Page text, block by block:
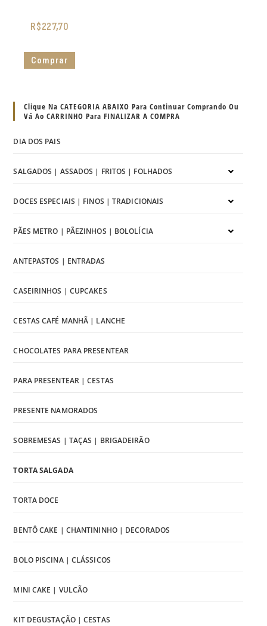
R$227,70
Comprar
Clique Na CATEGORIA ABAIXO Para Continuar Comprando Ou
Vá Ao CARRINHO Para FINALIZAR A COMPRA
DIA DOS PAIS
SALGADOS | ASSADOS | FRITOS | FOLHADOS
DOCES ESPECIAIS | FINOS | TRADICIONAIS
PÃES METRO | PÃEZINHOS | BOLOLÍCIA
ANTEPASTOS | ENTRADAS
CASEIRINHOS | CUPCAKES
CESTAS CAFÉ MANHÃ | LANCHE
CHOCOLATES PARA PRESENTEAR
PARA PRESENTEAR | CESTAS
PRESENTE NAMORADOS
SOBREMESAS | TAÇAS | BRIGADEIRÃO
TORTA SALGADA
TORTA DOCE
BENTÔ CAKE | CHANTININHO | DECORADOS
BOLO PISCINA | CLÁSSICOS
MINI CAKE | VULCÃO
KIT DEGUSTAÇÃO | CESTAS